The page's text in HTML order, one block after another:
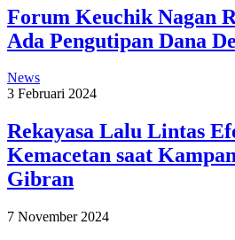
Forum Keuchik Nagan
Ada Pengutipan Dana
News
3 Februari 2024
Rekayasa Lalu Lintas
Kemacetan saat
Gibran
7 November 2024